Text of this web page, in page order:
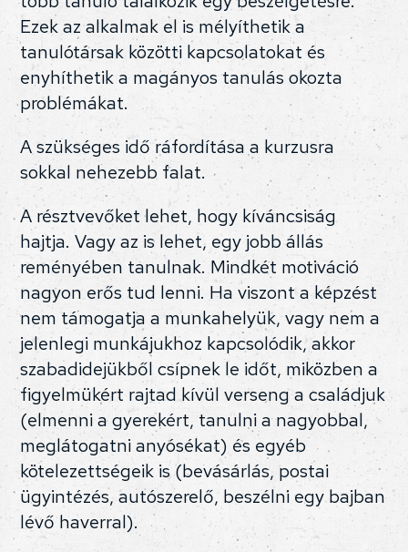
Ezek az alkalmak el is mélyíthetik a
tanulótársak közötti kapcsolatokat és
enyhíthetik a magányos tanulás okozta
problémákat.
A szükséges idő ráfordítása a kurzusra
sokkal nehezebb falat.
A résztvevőket lehet, hogy kíváncsiság
hajtja. Vagy az is lehet, egy jobb állás
reményében tanulnak. Mindkét motiváció
nagyon erős tud lenni. Ha viszont a képzést
nem támogatja a munkahelyük, vagy nem a
jelenlegi munkájukhoz kapcsolódik, akkor
szabadidejükből csípnek le időt, miközben a
figyelmükért rajtad kívül verseng a családjuk
(elmenni a gyerekért, tanulni a nagyobbal,
meglátogatni anyósékat) és egyéb
kötelezettségeik is (bevásárlás, postai
ügyintézés, autószerelő, beszélni egy bajban
lévő haverral).